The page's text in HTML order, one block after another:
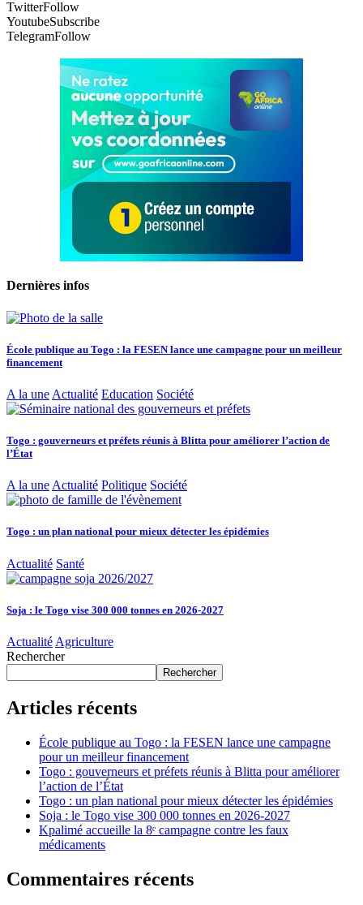
TwitterFollow
YoutubeSubscribe
TelegramFollow
Dernières infos
École publique au Togo : la FESEN lance une campagne pour un meilleur
financement
A la une Actualité Education Société
Togo : gouverneurs et préfets réunis à Blitta pour améliorer l’action de
l’État
A la une Actualité Politique Société
Togo : un plan national pour mieux détecter les épidémies
Actualité Santé
Soja : le Togo vise 300 000 tonnes en 2026-2027
Actualité Agriculture
Rechercher
Rechercher
Articles récents
École publique au Togo : la FESEN lance une campagne
pour un meilleur financement
Togo : gouverneurs et préfets réunis à Blitta pour améliorer
l’action de l’État
Togo : un plan national pour mieux détecter les épidémies
Soja : le Togo vise 300 000 tonnes en 2026-2027
Kpalimé accueille la 8ᵉ campagne contre les faux
médicaments
Commentaires récents